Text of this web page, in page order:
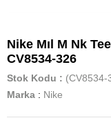
Nike Mıl M Nk
CV8534-326
Stok Kodu
(CV8534-
Marka : Nike